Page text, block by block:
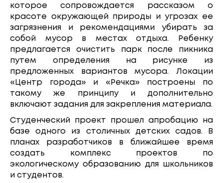
которое сопровождается рассказом о
красоте окружающей природы и угрозах ее
загрязнения и рекомендациями убирать за
собой мусор в местах отдыха. Ребенку
предлагается очистить парк после пикника
путем определения на рисунке из
предложенных вариантов мусора. Локации
«Центр города» и «Речка» построены по
такому же принципу и дополнительно
включают задания для закрепления материала.
Студенческий проект прошел апробацию на
базе одного из столичных детских садов. В
планах разработчиков в ближайшее время
создать комплекс проектов по
экологическому образованию для школьников
и студентов.